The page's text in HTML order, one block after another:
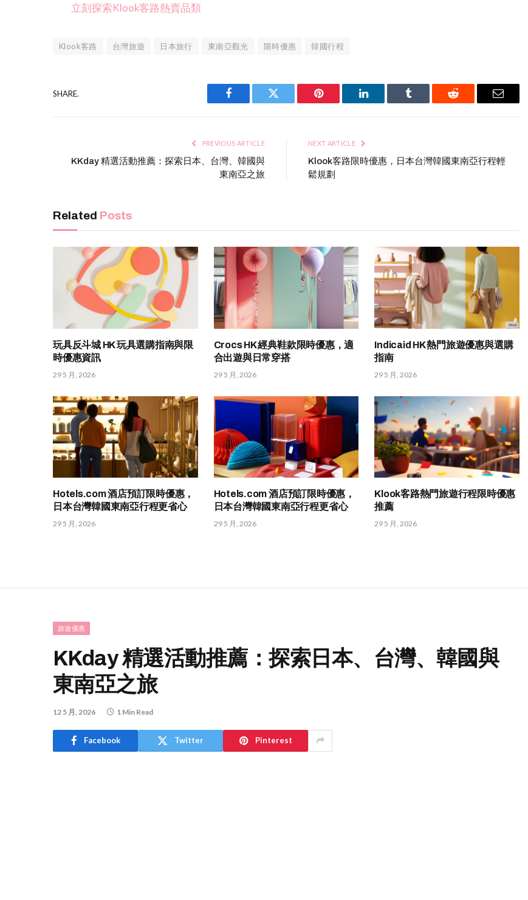
立刻探索Klook客路熱賣品類
Klook客路 台灣旅遊 日本旅行 東南亞觀光 限時優惠 韓國行程
SHARE.
Facebook Twitter Pinterest LinkedIn Tumblr Reddit Email
PREVIOUS ARTICLE
KKday 精選活動推薦：探索日本、台灣、韓國與
東南亞之旅
NEXT ARTICLE
Klook客路限時優惠，日本台灣韓國東南亞行程輕
鬆規劃
Related Posts
玩具反斗城 HK 玩具選購指南與限
時優惠資訊
29 5 月, 2026
Crocs HK 經典鞋款限時優惠，適
合出遊與日常穿搭
29 5 月, 2026
Indicaid HK 熱門旅遊優惠與選購
指南
29 5 月, 2026
Hotels.com 酒店預訂限時優惠，
日本台灣韓國東南亞行程更省心
29 5 月, 2026
Hotels.com 酒店預訂限時優惠，
日本台灣韓國東南亞行程更省心
29 5 月, 2026
Klook客路熱門旅遊行程限時優惠
推薦
29 5 月, 2026
旅遊優惠
KKday 精選活動推薦：探索日本、台灣、韓國與
東南亞之旅
12 5 月, 2026 1 Min Read
Facebook Twitter Pinterest